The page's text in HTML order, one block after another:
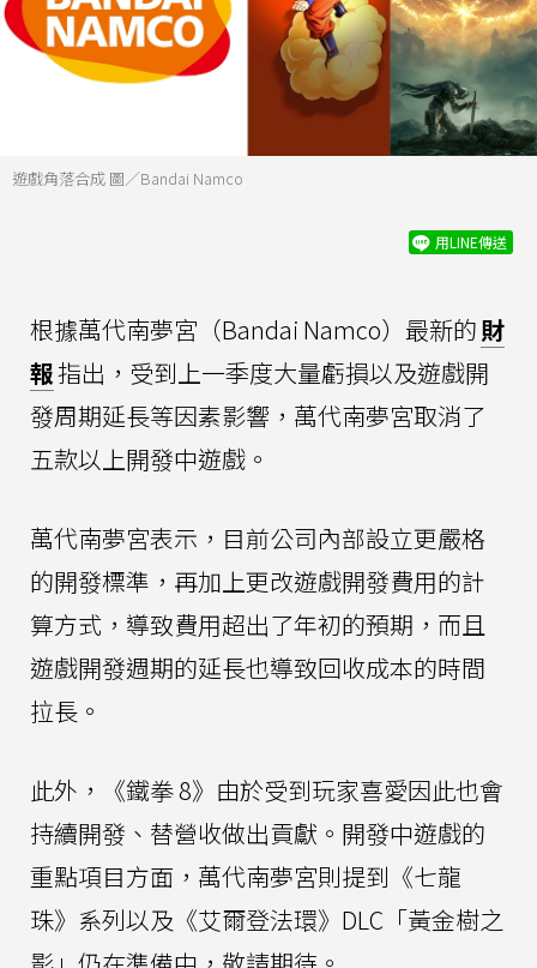
遊戲角落合成 圖／Bandai Namco
用LINE傳送
根據萬代南夢宮（Bandai Namco）最新的財
報指出，受到上一季度大量虧損以及遊戲開
發周期延長等因素影響，萬代南夢宮取消了
五款以上開發中遊戲。
萬代南夢宮表示，目前公司內部設立更嚴格
的開發標準，再加上更改遊戲開發費用的計
算方式，導致費用超出了年初的預期，而且
遊戲開發週期的延長也導致回收成本的時間
拉長。
此外，《鐵拳 8》由於受到玩家喜愛因此也會
持續開發、替營收做出貢獻。開發中遊戲的
重點項目方面，萬代南夢宮則提到《七龍
珠》系列以及《艾爾登法環》DLC「黃金樹之